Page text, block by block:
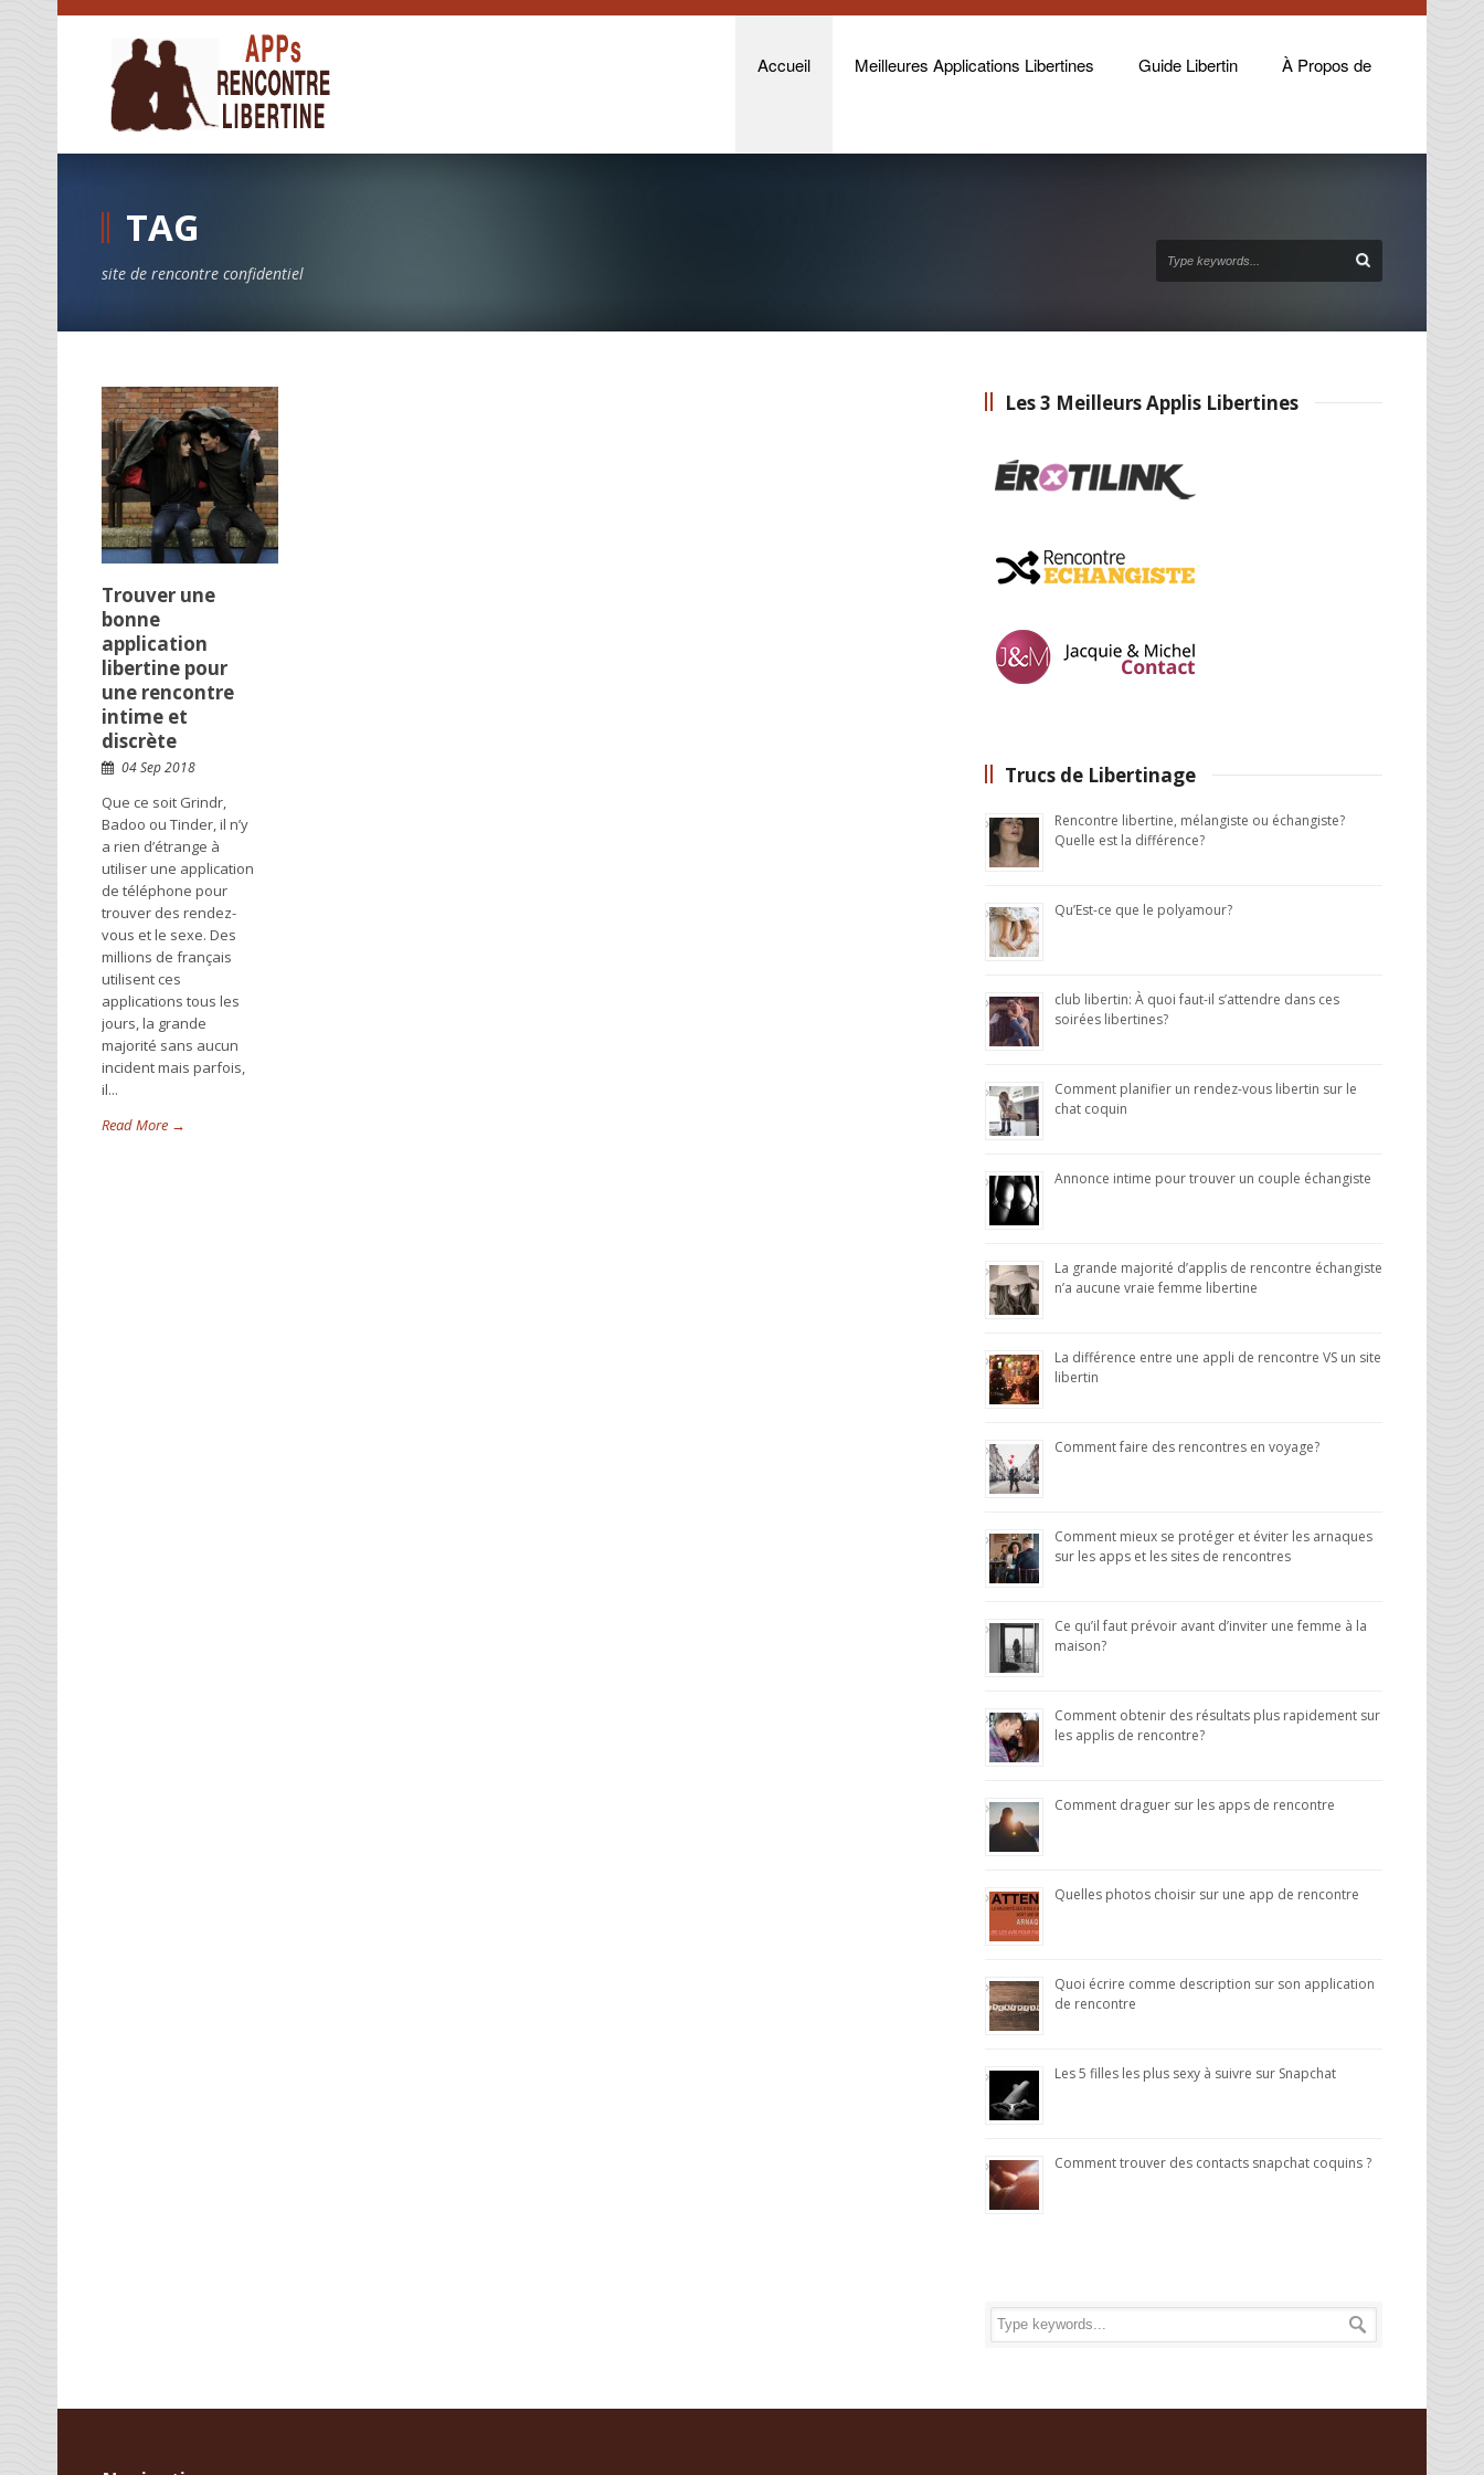
Accueil Meilleures Applications Libertines Guide Libertin À Propos de
TAG
site de rencontre confidentiel
Trouver une
bonne
application
libertine pour
une rencontre
intime et
discrète
04 Sep 2018
Que ce soit Grindr,
Badoo ou Tinder, il n’y
a rien d’étrange à
utiliser une application
de téléphone pour
trouver des rendez-
vous et le sexe. Des
millions de français
utilisent ces
applications tous les
jours, la grande
majorité sans aucun
incident mais parfois,
il...
Read More →
Les 3 Meilleurs Applis Libertines
Trucs de Libertinage
Rencontre libertine, mélangiste ou échangiste?
Quelle est la différence?
Qu’Est-ce que le polyamour?
club libertin: À quoi faut-il s’attendre dans ces
soirées libertines?
Comment planifier un rendez-vous libertin sur le
chat coquin
Annonce intime pour trouver un couple échangiste
La grande majorité d’applis de rencontre échangiste
n’a aucune vraie femme libertine
La différence entre une appli de rencontre VS un site
libertin
Comment faire des rencontres en voyage?
Comment mieux se protéger et éviter les arnaques
sur les apps et les sites de rencontres
Ce qu’il faut prévoir avant d’inviter une femme à la
maison?
Comment obtenir des résultats plus rapidement sur
les applis de rencontre?
Comment draguer sur les apps de rencontre
Quelles photos choisir sur une app de rencontre
Quoi écrire comme description sur son application
de rencontre
Les 5 filles les plus sexy à suivre sur Snapchat
Comment trouver des contacts snapchat coquins ?